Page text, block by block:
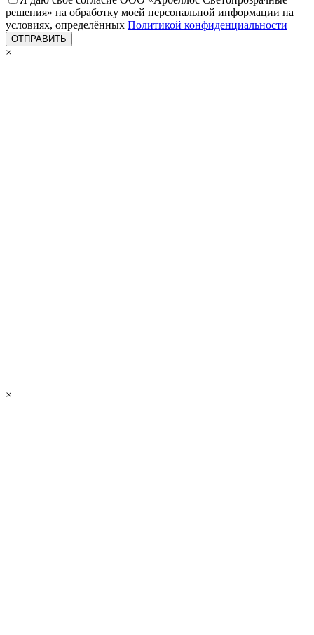
решения» на обработку моей персональной информации на
условиях, определённых Политикой конфиденциальности
×
×